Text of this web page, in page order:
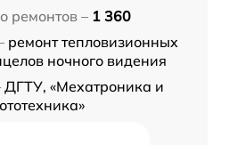
ремонтов – 1 360
ремонт тепловизионных
ночного видения
ДГТУ, «Мехатроника и